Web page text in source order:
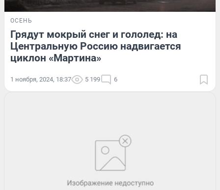
ОСЕНЬ
Грядут мокрый снег и гололед: на
Центральную Россию надвигается
циклон «Мартина»
1 ноября, 2024, 18:37 5 199 6